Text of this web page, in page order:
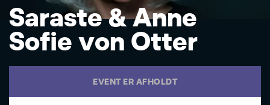
Saraste&Anne
Sofie von Otter
EVENT ER AFHOLDT